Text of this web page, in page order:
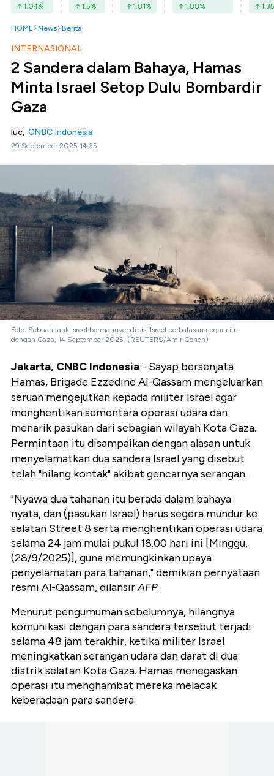
1.04% 1.5% 1.81% 1.88% 1.35
HOME News Berita
INTERNASIONAL
2 Sandera dalam Bahaya, Hamas
Minta Israel Setop Dulu Bombardir
Gaza
luc, CNBC Indonesia
29 September 2025 14:35
Foto: Sebuah tank Israel bermanuver di sisi Israel perbatasan negara itu
dengan Gaza, 14 September 2025. (REUTERS/Amir Cohen)
Jakarta, CNBC Indonesia - Sayap bersenjata
Hamas, Brigade Ezzedine Al-Qassam mengeluarkan
seruan mengejutkan kepada militer Israel agar
menghentikan sementara operasi udara dan
menarik pasukan dari sebagian wilayah Kota Gaza.
Permintaan itu disampaikan dengan alasan untuk
menyelamatkan dua sandera Israel yang disebut
telah "hilang kontak" akibat gencarnya serangan.
"Nyawa dua tahanan itu berada dalam bahaya
nyata, dan (pasukan Israel) harus segera mundur ke
selatan Street 8 serta menghentikan operasi udara
selama 24 jam mulai pukul 18.00 hari ini [Minggu,
(28/9/2025)], guna memungkinkan upaya
penyelamatan para tahanan," demikian pernyataan
resmi Al-Qassam, dilansirAFP.
Menurut pengumuman sebelumnya, hilangnya
komunikasi dengan para sandera tersebut terjadi
selama 48 jam terakhir, ketika militer Israel
meningkatkan serangan udara dan darat di dua
distrik selatan Kota Gaza. Hamas menegaskan
operasi itu menghambat mereka melacak
keberadaan para sandera.